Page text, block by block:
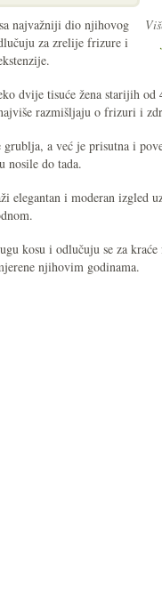
najvažniji dio njihovog
za zrelije frizure i
dvije tisuće žena starijih od
razmišljaju o frizuri i
a već je prisutna i
nosile do tada.
elegantan i moderan izgled
kosu i odlučuju se za
njihovim godinama.